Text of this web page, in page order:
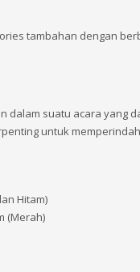
tambahan dengan
dalam suatu acara yang
untuk
Hitam)
(Merah)